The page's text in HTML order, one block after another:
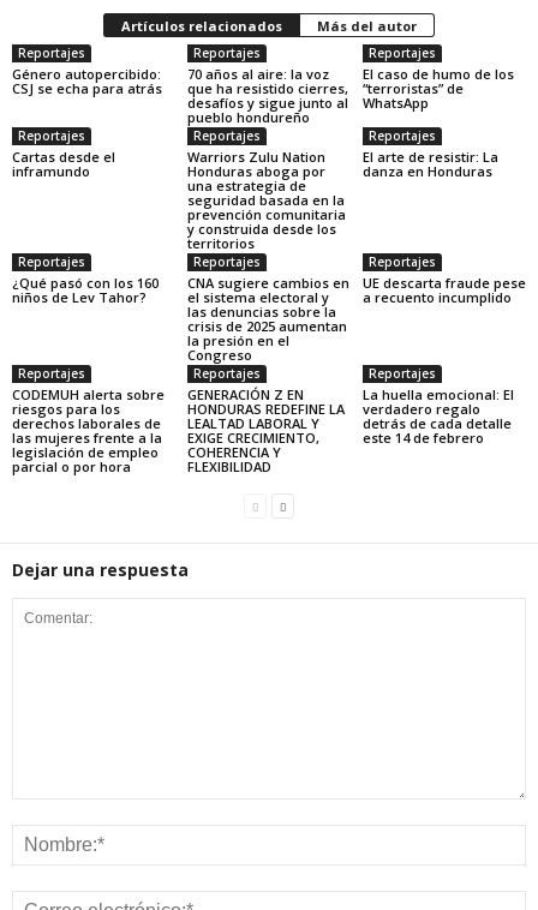
Artículos relacionados Más del autor
Reportajes
Género autopercibido:
CSJ se echa para atrás
Reportajes
70 años al aire: la voz
que ha resistido cierres,
desafíos y sigue junto al
pueblo hondureño
Reportajes
El caso de humo de los
“terroristas” de
WhatsApp
Reportajes
Cartas desde el
inframundo
Reportajes
Warriors Zulu Nation
Honduras aboga por
una estrategia de
seguridad basada en la
prevención comunitaria
y construida desde los
territorios
Reportajes
El arte de resistir: La
danza en Honduras
Reportajes
¿Qué pasó con los 160
niños de Lev Tahor?
Reportajes
CNA sugiere cambios en
el sistema electoral y
las denuncias sobre la
crisis de 2025 aumentan
la presión en el
Congreso
Reportajes
UE descarta fraude pese
a recuento incumplido
Reportajes
CODEMUH alerta sobre
riesgos para los
derechos laborales de
las mujeres frente a la
legislación de empleo
parcial o por hora
Reportajes
GENERACIÓN Z EN
HONDURAS REDEFINE LA
LEALTAD LABORAL Y
EXIGE CRECIMIENTO,
COHERENCIA Y
FLEXIBILIDAD
Reportajes
La huella emocional: El
verdadero regalo
detrás de cada detalle
este 14 de febrero
Dejar una respuesta